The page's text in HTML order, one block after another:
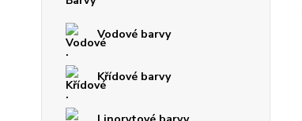
Vodové barvy
Křídové barvy